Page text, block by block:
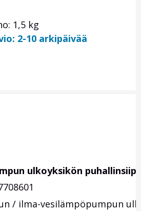
1,5 kg
2-10 arkipäivää
ulkoyksikön
/ ilma-vesilämpöpumpun